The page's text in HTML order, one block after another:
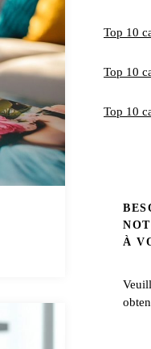
Top 10
Top 10
Top 10
À